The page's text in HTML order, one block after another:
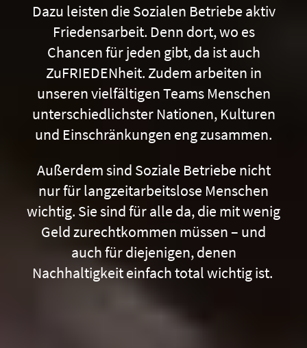
Dazu leisten die Sozialen Betriebe aktiv
Friedensarbeit. Denn dort, wo es
Chancen für jeden gibt, da ist auch
ZuFRIEDENheit. Zudem arbeiten in
unseren vielfältigen Teams Menschen
unterschiedlichster Nationen, Kulturen
und Einschränkungen eng zusammen.
Außerdem sind Soziale Betriebe nicht
nur für langzeitarbeitslose Menschen
wichtig. Sie sind für alle da, die mit wenig
Geld zurechtkommen müssen – und
auch für diejenigen, denen
Nachhaltigkeit einfach total wichtig ist.